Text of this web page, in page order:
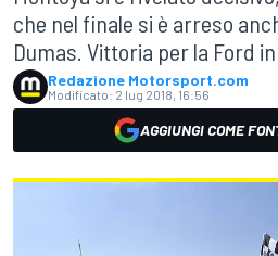
che nel finale si è arreso
Dumas. Vittoria per la Ford in
Redazione Motorsport.com
Modificato: 2 lug 2018, 16:56
AGGIUNGI COME